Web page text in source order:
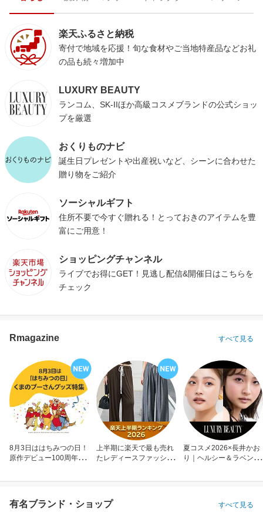
楽天ふるさと納税
寄付で地域を応援！旬な食材やご当地特産品などお礼
の品も続々増加中
LUXURY BEAUTY
ランコム、SK-IIほか高級コスメブランドの公式ショッ
プを厳選
おくりものナビ
誕生日プレゼントや出産祝いなど、シーンに合わせた
贈り物をご紹介
ソーシャルギフト
住所不要で今すぐ贈れる！とっておきのアイテムを豊
富にご用意！
ショッピングチャンネル
ライブでお得にGET！見逃し配信&開催日はこちらを
チェック
Rmagazine すべて見る
8月3日ははちみつの日！
原作デビュー100周年も
上半期に楽天で最も売れ
たレディースファッショ
夏コスメ2026×長井かお
り｜ヘルシー＆ラベンダ
有名ブランド・ショップ すべて見る